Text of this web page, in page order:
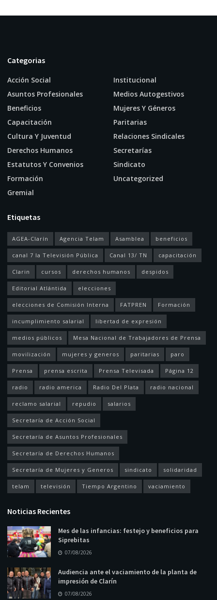
Categorias
Acción Social
Asuntos Profesionales
Beneficios
Capacitación
Cultura Y Juventud
Derechos Humanos
Estatutos Y Convenios
Formación
Gremial
Institucional
Medios Autogestivos
Mujeres Y Géneros
Paritarias
Relaciones Sindicales
Secretarías
Sindicato
Uncategorized
Etiquetas
AGEA-Clarín Agencia Telam Asamblea beneficios
canal 7 la Televisión Pública Canal 13/ TN capacitación
Clarin cursos derechos humanos despidos
Editorial Atlántida elecciones
elecciones de Comisión Interna FATPREN Formación
incumplimiento salarial libertad de expresión
medios públicos Mesa Nacional de Trabajadores de Prensa
movilización mujeres y generos paritarias paro
Prensa prensa escrita Prensa Televisada Página 12
radio radio america Radio Del Plata radio nacional
reclamo salarial repudio salarios
Secretaría de Acción Social
Secretaría de Asuntos Profesionales
Secretaría de Derechos Humanos
Secretaría de Mujeres y Generos sindicato solidaridad
telam televisión Tiempo Argentino vaciamiento
Noticias Recientes
Mes de las infancias: festejo y beneficios para
Siprebitas
07/08/2026
Audiencia ante el vaciamiento de la planta de
impresión de Clarín
07/08/2026